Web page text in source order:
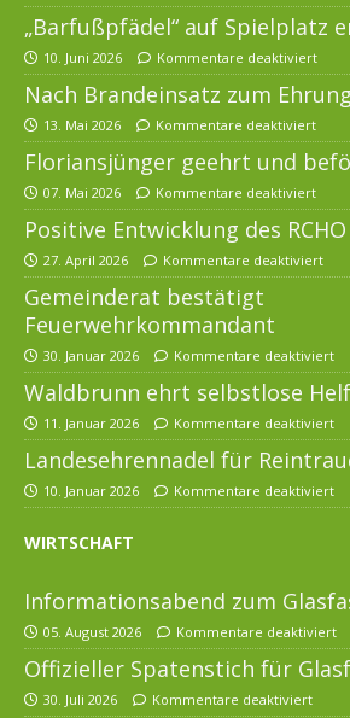
„Barfußpfädel“ auf Spielplatz
10. Juni 2026 Kommentare deaktiviert
Nach Brandeinsatz zum
13. Mai 2026 Kommentare deaktiviert
Floriansjünger geehrt und
07. Mai 2026 Kommentare deaktiviert
Positive Entwicklung des RCHO
27. April 2026 Kommentare deaktiviert
Gemeinderat bestätigt
Feuerwehrkommandant
30. Januar 2026 Kommentare deaktiviert
Waldbrunn ehrt selbstlose
11. Januar 2026 Kommentare deaktiviert
Landesehrennadel für
10. Januar 2026 Kommentare deaktiviert
WIRTSCHAFT
Informationsabend zum
05. August 2026 Kommentare deaktiviert
Offizieller Spatenstich für
30. Juli 2026 Kommentare deaktiviert